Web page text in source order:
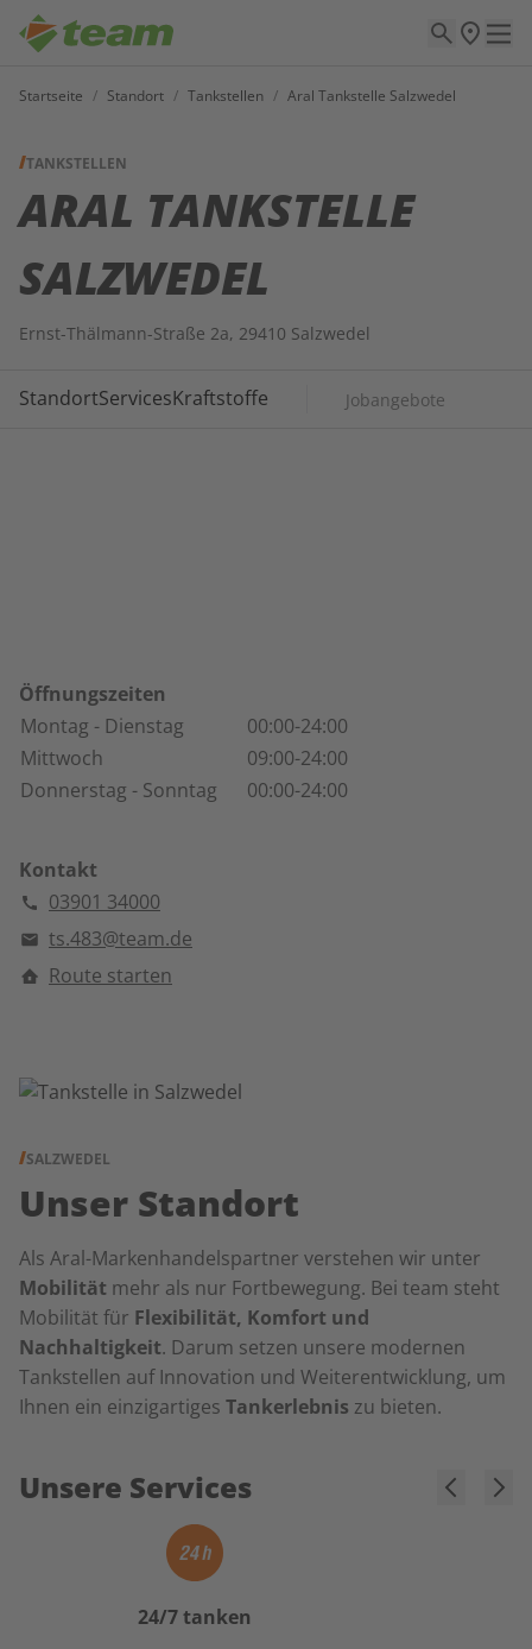
Startseite / Standort / Tankstellen / Aral Tankstelle Salzwedel
TANKSTELLEN
ARAL TANKSTELLE
SALZWEDEL
Ernst-Thälmann-Straße 2a, 29410 Salzwedel
StandortServicesKraftstoffe Jobangebote
Öffnungszeiten
Montag - Dienstag
00:00-24:00
Mittwoch
09:00-24:00
Donnerstag - Sonntag 00:00-24:00
Kontakt
03901 34000
ts.483@team.de
Route starten
SALZWEDEL
Unser Standort
Als Aral-Markenhandelspartner verstehen wir unter
Mobilität mehr als nur Fortbewegung. Bei team steht
Mobilität für Flexibilität, Komfort und
Nachhaltigkeit. Darum setzen unsere modernen
Tankstellen auf Innovation und Weiterentwicklung, um
Ihnen ein einzigartiges Tankerlebnis zu bieten.
Unsere Services
24/7 tanken